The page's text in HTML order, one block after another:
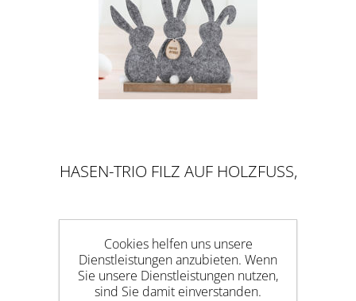
HASEN-TRIO FILZ AUF HOLZFUSS, G
Cookies helfen uns unsere
Dienstleistungen anzubieten. Wenn
Sie unsere Dienstleistungen nutzen,
sind Sie damit einverstanden.